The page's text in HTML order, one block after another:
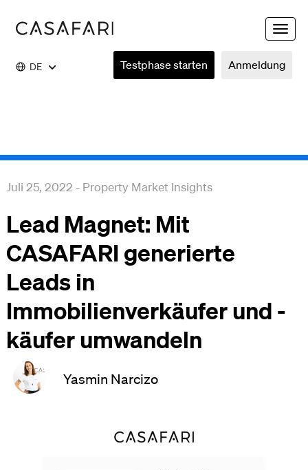
Toggle
DE Anmeldung
Testphase starten
Juli 25, 2022 - Property Market Insights
Lead Magnet: Mit
CASAFARI generierte
Leads in
Immobilienverkäufer und -
käufer umwandeln
Yasmin Narcizo